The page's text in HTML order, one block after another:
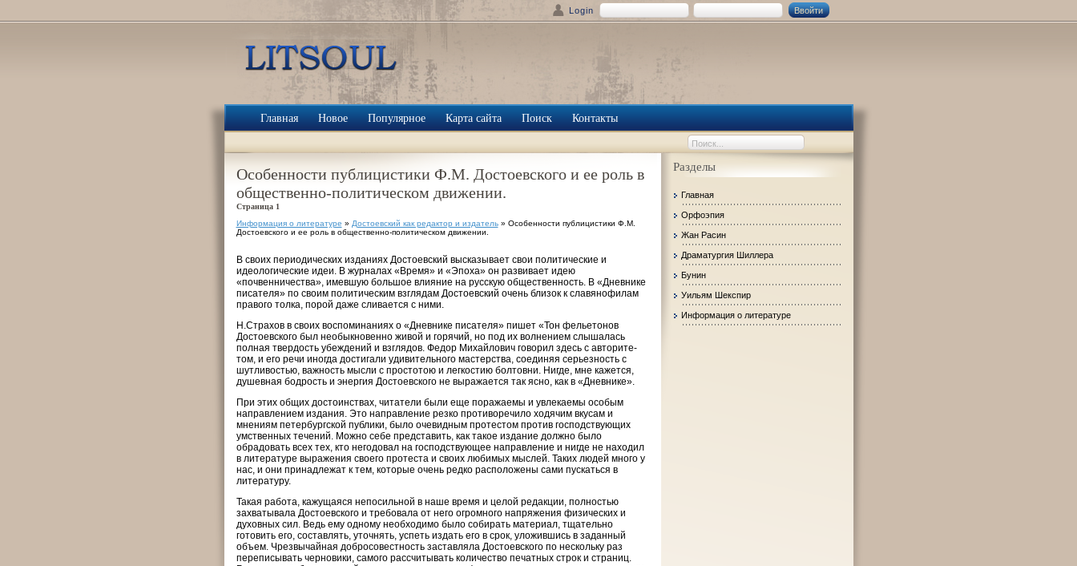
Login
Главная Новое Популярное Карта сайта Поиск Контакты
Особенности публицистики Ф.М. Достоевского и ее роль в
общественно-политическом движении.
Страница 1
Информация о литературе » Достоевский как редактор и издатель» Особенности публицистики Ф.М.
Достоевского и ее роль в общественно-политическом движении.
В своих периодических изданиях Достоевский высказывает свои политические и
идеологические идеи. В журналах «Время» и «Эпоха» он развивает идею
«почвенничества», имевшую большое влияние на русскую общественность. В «Дневнике
писателя» по своим политическим взглядам Достоевский очень близок к славянофилам
правого толка, порой даже сливается с ними.
Н.Страхов в своих воспоминаниях о «Дневнике писателя» пишет «Тон фельето­нов
Достоевского был необыкновенно живой и горячий, но под их волнением слышалась
полная твердость убеждений и взглядов. Федор Михайлович говорил здесь с авторите­
том, и его речи иногда достигали удивительного мастер­ства, соединяя серьезность с
шутливостью, важность мыс­ли с простотою и легкостию болтовни. Нигде, мне ка­жется,
душевная бодрость и энергия Достоевского не выражается так ясно, как в «Дневнике».
При этих общих достоинствах, читатели были еще поражаемы и увлекаемы особым
направлением издания. Это направление резко противоречило ходячим вкусам и
мнениям петербургской публики, было очевидным про­тестом против господствующих
умственных течений. Можно себе представить, как такое издание должно было
обрадовать всех тех, кто негодовал на господствующее направление и нигде не находил
в литературе выражения своего протеста и своих любимых мыслей. Таких людей много у
нас, и они принадлежат к тем, которые очень редко расположены сами пускаться в
литературу.
Такая работа, кажущаяся непосильной в наше время и целой редакции, полностью
захватывала Достоевского и требовала от него огромного напря­жения физических и
духовных сил. Ведь ему одному необходимо было собирать материал, тщательно
готовить его, составлять, уточнять, успеть издать его в срок, уложившись в заданный
объем. Чрезвычайная добросо­вестность заставляла Достоевского по нескольку раз
переписывать чернови­ки, самого рассчитывать количество печатных строк и страниц.
Разделы
Главная
Орфоэпия
Жан Расин
Драматургия Шиллера
Бунин
Уильям Шекспир
Информация о литературе